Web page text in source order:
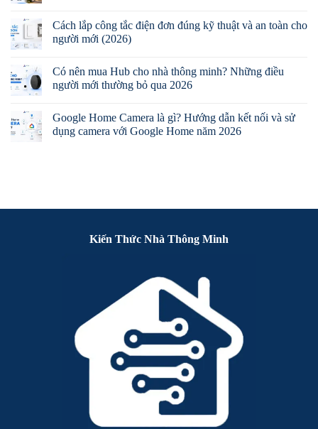
Cách lắp công tắc điện đơn đúng kỹ thuật và an toàn cho
người mới (2026)
Có nên mua Hub cho nhà thông minh? Những điều
người mới thường bỏ qua 2026
Google Home Camera là gì? Hướng dẫn kết nối và sử
dụng camera với Google Home năm 2026
Kiến Thức Nhà Thông Minh